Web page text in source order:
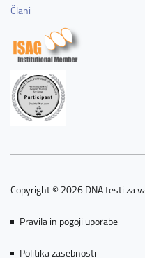
Člani
Copyright © 2026 DNA testi za
Pravila in pogoji uporabe
Politika zasebnosti